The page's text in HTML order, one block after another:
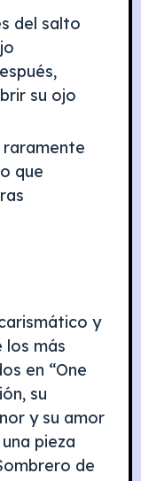
del salto
su ojo
raramente
que
y
los más
en “One
su
y su amor
pieza
de